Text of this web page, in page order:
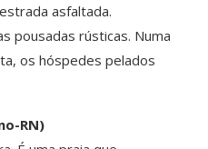
asfaltada.
pousadas rústicas. Numa
os hóspedes pelados
RN)